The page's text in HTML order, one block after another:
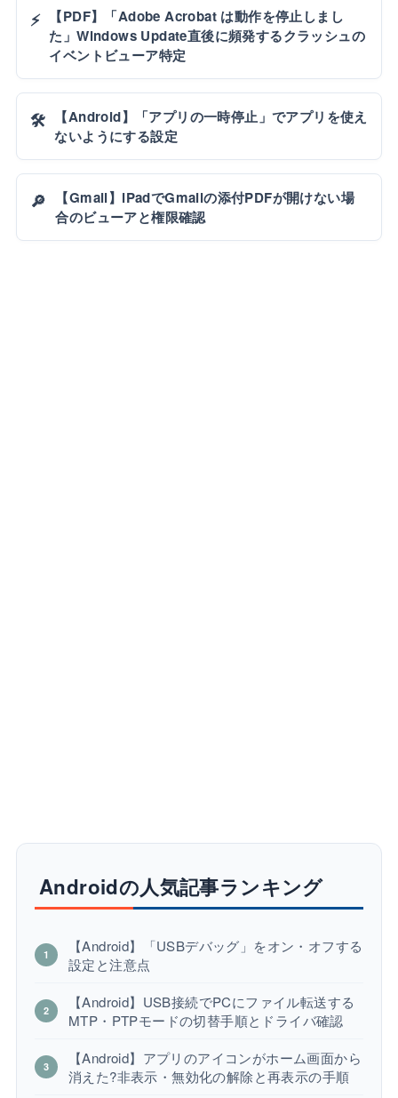
⚡
【PDF】「Adobe Acrobat は動作を停止しまし
た」Windows Update直後に頻発するクラッシュの
イベントビューア特定
🛠️
【Android】「アプリの一時停止」でアプリを使え
ないようにする設定
🔎
【Gmail】iPadでGmailの添付PDFが開けない場
合のビューアと権限確認
Androidの人気記事ランキング
【Android】「USBデバッグ」をオン・オフする
設定と注意点
【Android】USB接続でPCにファイル転送する
MTP・PTPモードの切替手順とドライバ確認
【Android】アプリのアイコンがホーム画面から
消えた?非表示・無効化の解除と再表示の手順